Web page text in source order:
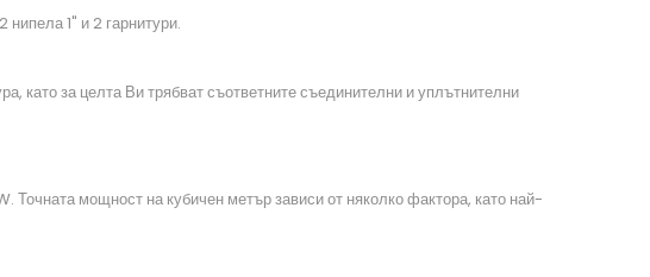
нипела 1" и 2 гарнитури.
като за целта Ви трябват съответните съединителни и уплътнителни
мощност на кубичен метър зависи от няколко фактора, като най-